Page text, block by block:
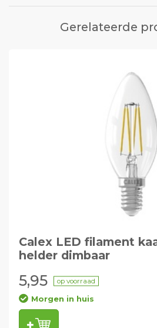
Gerelateerde
Calex LED filament
helder dimbaar
5,95 op voorraad
Morgen in huis